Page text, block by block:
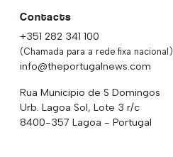
Contacts
+351 282 341 100
(Chamada para a rede fixa nacional)
info@theportugalnews.com
Rua Municipio de S Domingos
Urb. Lagoa Sol, Lote 3 r/c
8400-357 Lagoa - Portugal